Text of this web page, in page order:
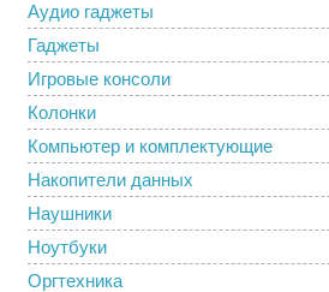
Аудио гаджеты
Гаджеты
Игровые консоли
Колонки
Компьютер и комплектующие
Накопители данных
Наушники
Ноутбуки
Оргтехника